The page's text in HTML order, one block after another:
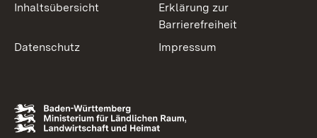
Inhaltsübersicht
Erklärung zur
Barrierefreiheit
Datenschutz
Impressum